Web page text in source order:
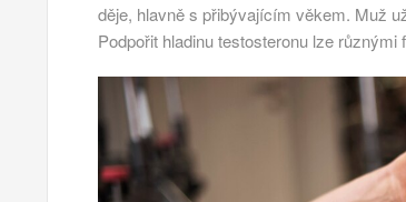
děje, hlavně s přibývajícím věkem. Muž
Podpořit hladinu testosteronu lze různými